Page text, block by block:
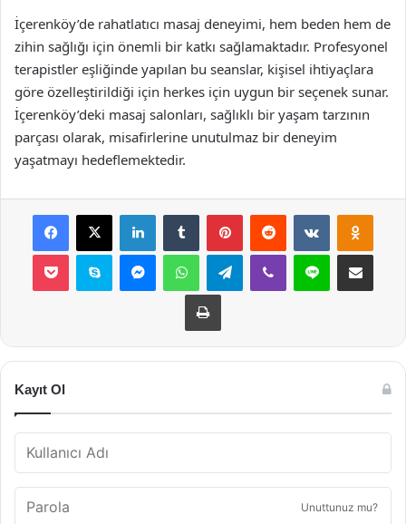
İçerenköy’de rahatlatıcı masaj deneyimi, hem beden hem de
zihin sağlığı için önemli bir katkı sağlamaktadır. Profesyonel
terapistler eşliğinde yapılan bu seanslar, kişisel ihtiyaçlara
göre özelleştirildiği için herkes için uygun bir seçenek sunar.
İçerenköy’deki masaj salonları, sağlıklı bir yaşam tarzının
parçası olarak, misafirlerine unutulmaz bir deneyim
yaşatmayı hedeflemektedir.
Facebook
X LinkedInTumblr PinterestReddit VKontakte
Pocket Skype MessengerWhatsAppTelegramViber Line E-Posta ile
Yazdır
Kayıt Ol
Unuttunuz mu?